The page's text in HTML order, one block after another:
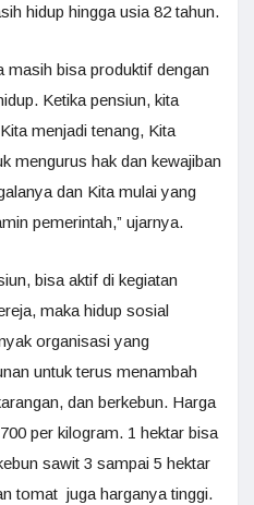
hidup hingga usia 82 tahun.
masih bisa produktif dengan
Ketika pensiun, kita
menjadi tenang, Kita
mengurus hak dan kewajiban
dan Kita mulai yang
pemerintah,” ujarnya.
bisa aktif di kegiatan
maka hidup sosial
organisasi yang
untuk terus menambah
dan berkebun. Harga
per kilogram. 1 hektar bisa
sawit 3 sampai 5 hektar
tomat juga harganya tinggi.